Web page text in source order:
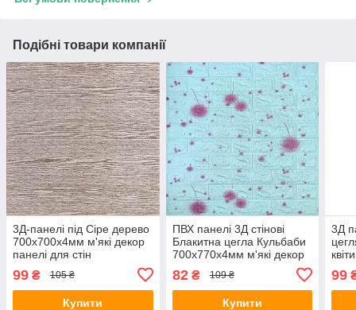
Подібні товари компанії
3Д-панелі під Сіре дерево
700х700х4мм м'які декор
панелі для стін
самоклейка (98) SW-
00001464
99 ₴ 105 ₴
Купити
ПВХ панелі 3Д стінові
Блакитна цегла Кульбаби
700х770х4мм м'які декор
дитячої самоклейка (322)
SW-00001362
82₴ 109 ₴
Купити
3Д
99